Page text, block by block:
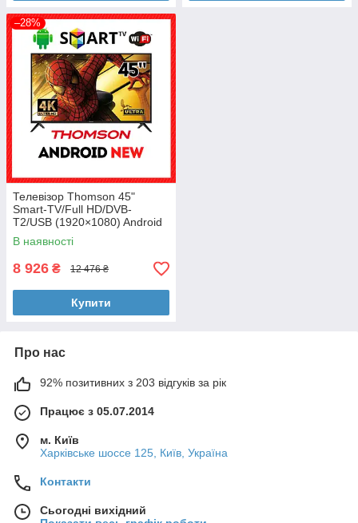
–28%
Телевізор Thomson 45"
Smart-TV/Full HD/DVB-
T2/USB (1920×1080) Android
13.0 + пульт ДУ
В наявності
8 926 ₴ 12 476 ₴
Купити
Про нас
92% позитивних з 203 відгуків за рік
Працює з 05.07.2014
м. Київ
Харківське шоссе 125, Київ, Україна
Контакти
Сьогодні вихідний